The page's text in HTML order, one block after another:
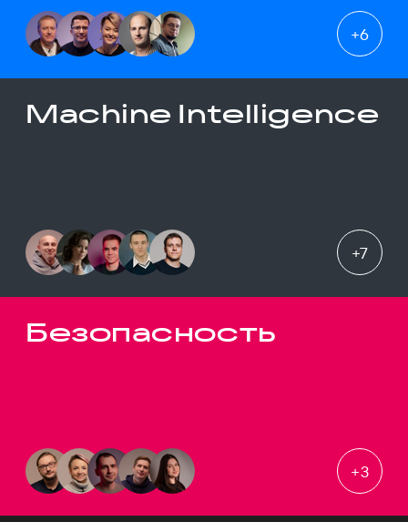
+6
Machine Intelligence
+7
Безопасность
+3